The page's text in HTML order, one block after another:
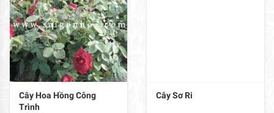
Cây Hoa Hồng Công
Trình
Cây Sơ Ri